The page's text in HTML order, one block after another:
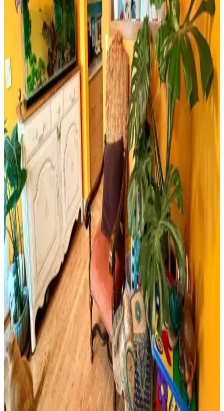
Bosch TSM6A011W ve Musullu kahve ve baharat öğütücüsü
arasındaki farklar, özellikler ve kullanıcı yorumlarıyla en uygun
seçimi yapmanıza yardımcı olur.
Retro Ahşap Poster Karşılaştırması: Dışarıdan Stres
Getirmek Yasaktır ve Edebiyat Sokağı Setleri
İki farklı retro ahşap poster ürününü karşılaştırıyoruz. Dışarıdan stres
getirmek yasaktır yazılı poster ve edebiyat temalı setler, kalite ve
kullanım açısından detaylı analizlerle ev dekorasyonunuza yeni bir
soluk getiriyor.
Milwaukee Alüminyum Şerit Metre 8mt 25mm
Dayanıklı ve Hassas Profesyonel Ölçüm Aracı
Milwaukee Alüminyum Şerit Metre 8 metre uzunluğu ve 25mm
genişliğiyle, dayanıklı yapısı ve yüksek hassasiyetiyle inşaat ve yapı
sektöründe güvenilir ölçüm sağlar.
Yıpranmış Banyolarda Renk Uyumu ve Mekan
Kullanımı İçin Doğru Boya Seçimi
Yıpranmış banyolarda slate zemin ve vintage detaylarla uyumlu
boya seçimi, sakin tonlar ve vurgu renkleriyle mekanın estetik ve
fonksiyonel dengesini sağlar.
Cadence Mermer Efekti Gümüş: Dekorasyonda Yeni
Trend ve Bilgi Eksikliği
Cadence mermer efekti gümüş ifadesi dekorasyonda yeni bir trend
olarak öne çıkıyor ancak mevcut arama sonuçlarında somut bilgi
bulunmuyor. Mermer ve gümüş tonları dekorasyonda şıklık sağlar.
Viscotex Hard Serenity ve Lif Kılıflı Hava Kanallı
Visco Yastık Karşılaştırması
İki visco yastık modeli, boyut, sertlik ve kullanıcı geri bildirimleriyle
detaylı karşılaştırıldı. Hard Serenity yüksek sertlik ve boyun desteği
sağlarken, Lif Kılıflı yumuşaklık ve konfor sunuyor.
Boho Maksimalist Oturma Odası Tasarımında
Bitkiler ve Renklerin Rolü